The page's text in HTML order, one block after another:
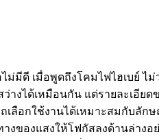
ม่มีดี เมื่อพูดถึงโคมไฟไฮเบย์
ว่างได้เหมือนกัน แต่รายละเ
เลือกใช้งานได้เหมาะสมกับลั
งของแสงให้โฟกัสลงด้านล่าง